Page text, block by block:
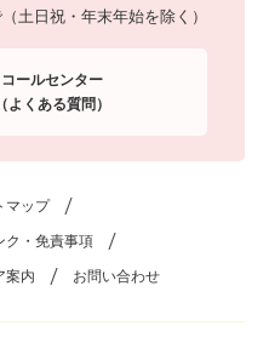
土日祝・年末年始を除く）
コールセンター
（よくある質問）
マップ
ク・免責事項
案内 お問い合わせ